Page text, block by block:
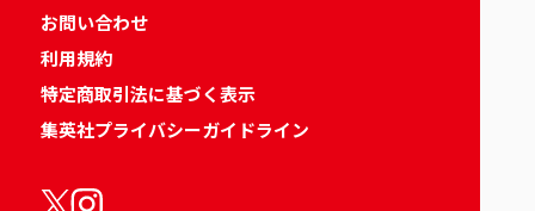
お問い合わせ
利用規約
特定商取引法に基づく表示
集英社プライバシーガイドライン